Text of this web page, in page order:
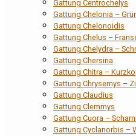
Gattung Centrochelys
Gattung Chelonia –
Gattung Chelonoidis
Gattung Chelus –
Gattung Chelydra –
Gattung Chersina
Gattung Chitra –
Gattung Chrysemys –
Gattung Claudius
Gattung Clemmys
Gattung Cuora –
Gattung Cyclanorbis –